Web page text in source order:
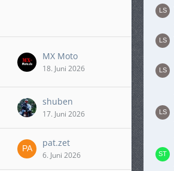
MX Moto
18. Juni 2026
shuben
17. Juni 2026
pat.zet
6. Juni 2026